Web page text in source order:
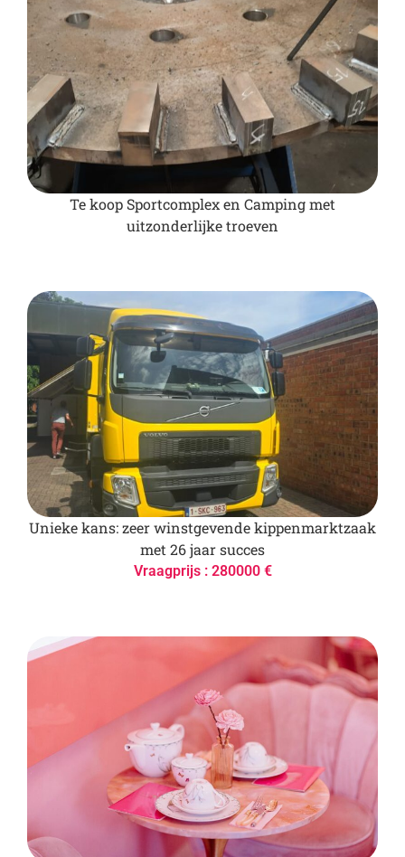
Te koop Sportcomplex en Camping met
uitzonderlijke troeven
Unieke kans: zeer winstgevende kippenmarktzaak
met 26 jaar succes
Vraagprijs : 280000 €